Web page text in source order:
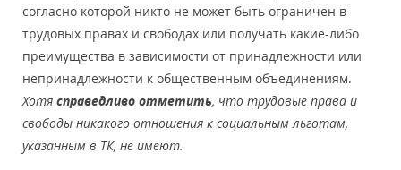
согласно которой никто не может быть ограничен в
трудовых правах и свободах или получать какие-либо
преимущества в зависимости от принадлежности или
непринадлежности к общественным объединениям.
Хотя справедливо отметить, что трудовые права и
свободы никакого отношения к социальным льготам,
указанным в ТК, не имеют.